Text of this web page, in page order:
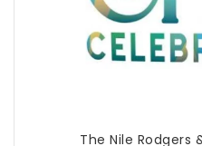
The Nile Rodgers